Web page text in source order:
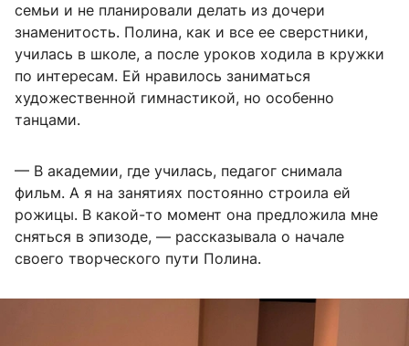
семьи и не планировали делать из дочери
знаменитость. Полина, как и все ее сверстники,
училась в школе, а после уроков ходила в кружки
по интересам. Ей нравилось заниматься
художественной гимнастикой, но особенно
танцами.
— В академии, где училась, педагог снимала
фильм. А я на занятиях постоянно строила ей
рожицы. В какой-то момент она предложила мне
сняться в эпизоде, — рассказывала о начале
своего творческого пути Полина.